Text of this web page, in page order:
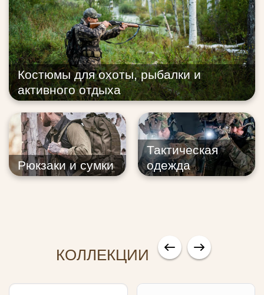
Костюмы для охоты, рыбалки и
активного отдыха
Рюкзаки и сумки
Тактическая
одежда
КОЛЛЕКЦИИ